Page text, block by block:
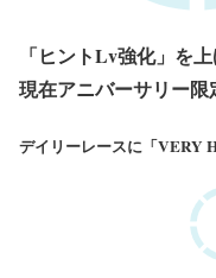
「ヒントLv強化」を
現在アニバーサリー
デイリーレースに「VERY